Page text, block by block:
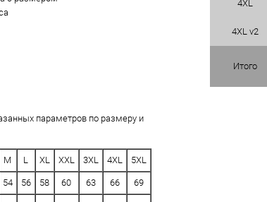
4XL
4XL v2
Итого
параметров по размеру и
M L XL XXL 3XL 4XL 5XL
54 56 58 60 63 66 69